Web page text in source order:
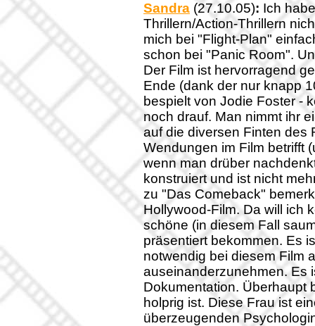
Sandra (27.10.05): Ich
Thrillern/Action-Thrillern
mich bei "Flight-Plan"
schon bei "Panic Room".
Der Film ist hervorragend
Ende (dank der nur knapp
bespielt von Jodie Foster -
noch drauf. Man nimmt ihr
auf die diversen Finten des
Wendungen im Film betrifft
wenn man drüber
konstruiert und ist nicht
zu "Das Comeback"
Hollywood-Film. Da will ich
schöne (in diesem Fall
präsentiert bekommen. Es
notwendig bei diesem Film
auseinanderzunehmen. Es
Dokumentation. Überhaupt
holprig ist. Diese Frau ist
überzeugenden